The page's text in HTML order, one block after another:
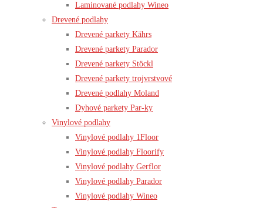
Laminované podlahy Wineo
Drevené podlahy
Drevené parkety Kährs
Drevené parkety Parador
Drevené parkety Stöckl
Drevené parkety trojvrstvové
Drevené podlahy Moland
Dyhové parkety Par-ky
Vinylové podlahy
Vinylové podlahy 1Floor
Vinylové podlahy Floorify
Vinylové podlahy Gerflor
Vinylové podlahy Parador
Vinylové podlahy Wineo